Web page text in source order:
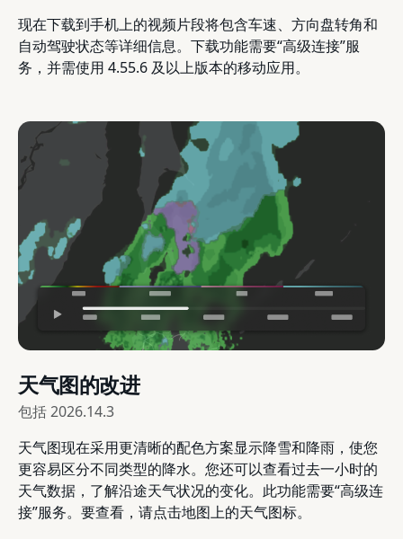
现在下载到手机上的视频片段将包含车速、方向盘转角和
自动驾驶状态等详细信息。下载功能需要“高级连接”服
务，并需使用 4.55.6 及以上版本的移动应用。
天气图的改进
包括2026.14.3
天气图现在采用更清晰的配色方案显示降雪和降雨，使您
更容易区分不同类型的降水。您还可以查看过去一小时的
天气数据，了解沿途天气状况的变化。此功能需要“高级连
接”服务。要查看，请点击地图上的天气图标。